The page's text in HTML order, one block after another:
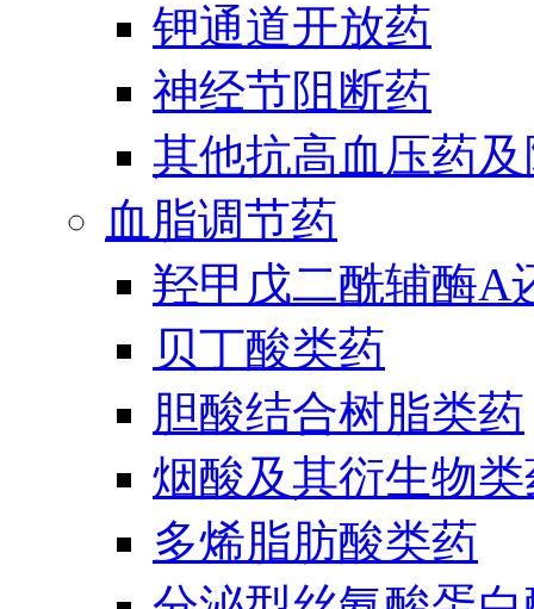
钾通道开放药
神经节阻断药
其他抗高血压药
血脂调节药
羟甲戊二酰辅酶A
贝丁酸类药
胆酸结合树脂类药
烟酸及其衍生物
多烯脂肪酸类药